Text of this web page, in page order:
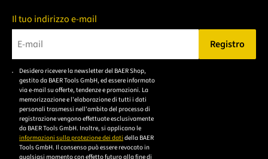
Il tuo indirizzo e-mail
Bitte geben Sie eine gültige E-Mail-Adresse ein.
Registro
Desidero ricevere la newsletter del BAER Shop,
gestito da BAER Tools GmbH, ed essere informato
via e-mail su offerte, tendenze e promozioni. La
memorizzazione e l'elaborazione di tutti i dati
personali trasmessi nell'ambito del processo di
registrazione vengono effettuate esclusivamente
da BAER Tools GmbH. Inoltre, si applicano le
informazioni sulla protezione dei dati della BAER
Tools GmbH. Il consenso può essere revocato in
qualsiasi momento con effetto futuro alla fine di